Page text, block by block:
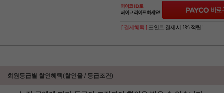
[ 결제혜택 ] 포인트 결제시 1% 적립!
회원등급별 할인혜택(할인율 / 등급조건)